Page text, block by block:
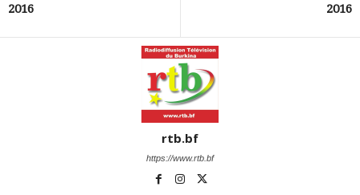
2016
2016
rtb.bf
https://www.rtb.bf